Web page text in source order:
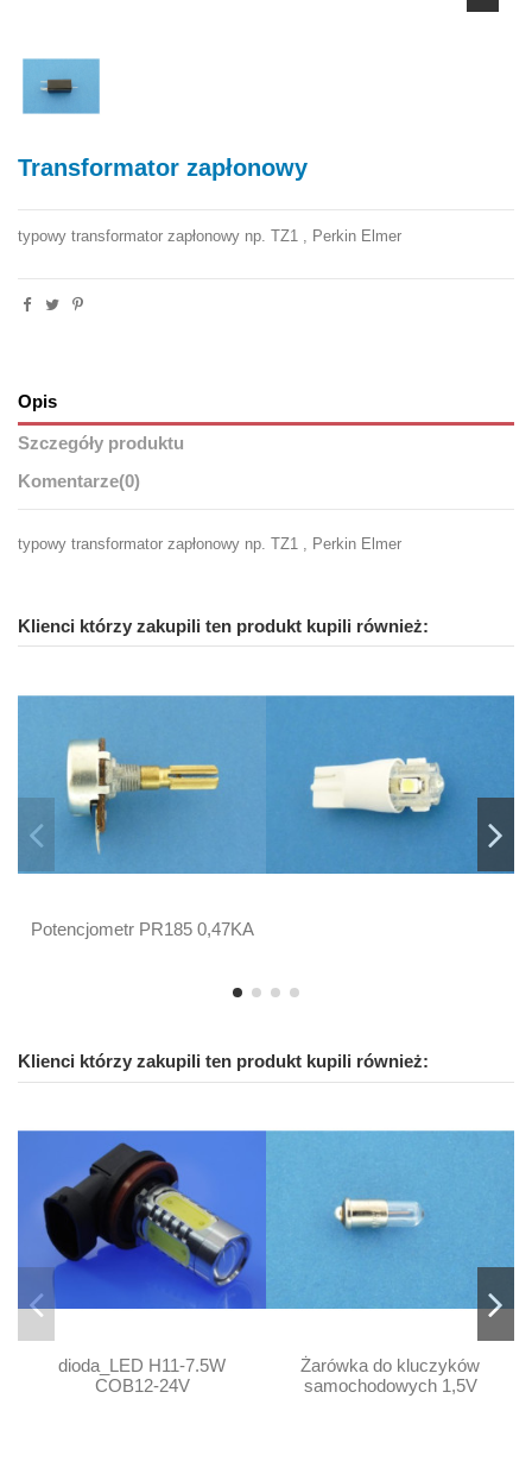
Transformator zapłonowy
typowy transformator zapłonowy np. TZ1 , Perkin Elmer
Opis
Szczegóły produktu
Komentarze(0)
typowy transformator zapłonowy np. TZ1 , Perkin Elmer
Klienci którzy zakupili ten produkt kupili również:
Potencjometr PR185 0,47KA
Klienci którzy zakupili ten produkt kupili również:
dioda_LED H11-7.5W
COB12-24V
Żarówka do kluczyków
samochodowych 1,5V